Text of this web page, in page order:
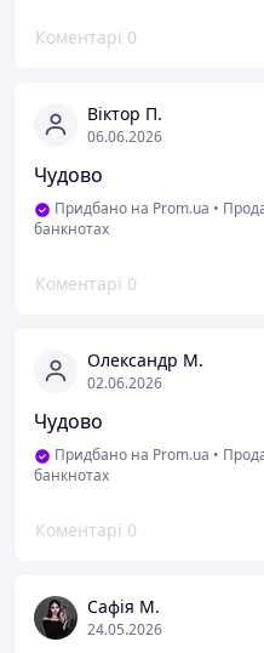
Коментарі 0
Віктор П.
06.06.2026
Чудово
Придбано на Prom.ua •
банкнотах
Коментарі 0
Олександр М.
02.06.2026
Чудово
Придбано на Prom.ua •
банкнотах
Коментарі 0
Сафія М.
24.05.2026